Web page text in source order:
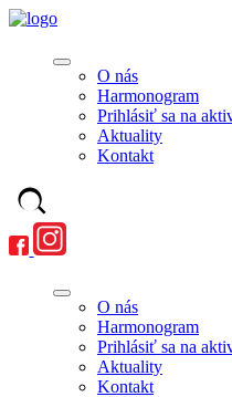
O nás
Harmonogram
Prihlásiť sa na
Aktuality
Kontakt
O nás
Harmonogram
Prihlásiť sa na
Aktuality
Kontakt